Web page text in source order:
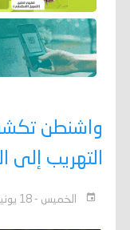
التهريب إلى
الخميس - 18 يونيو 2026 - 10:20 ص بتوقيت عدن